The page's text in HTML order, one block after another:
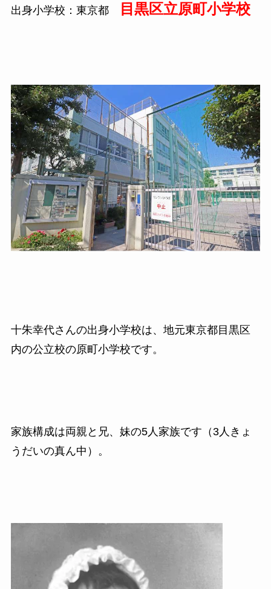
出身小学校：東京都 目黒区立原町小学校
十朱幸代さんの出身小学校は、地元東京都目黒区
内の公立校の原町小学校です。
家族構成は両親と兄、妹の5人家族です（3人きょ
うだいの真ん中）。